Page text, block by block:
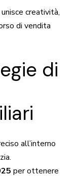
unisce creatività,
di vendita
di
all’interno
per ottenere